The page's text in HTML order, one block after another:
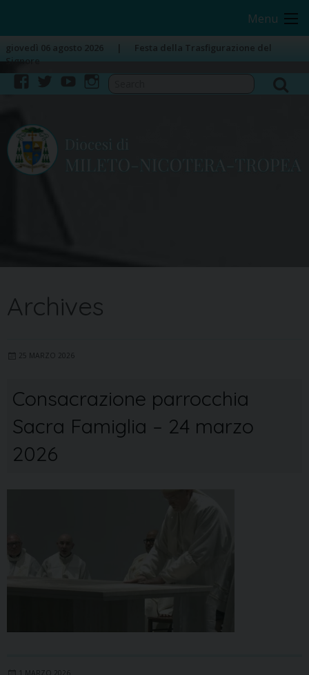
content
Menu
giovedì 06 agosto 2026
Festa della Trasfigurazione del
Signore
facebook
twitteryoutubeinstagram
Archives
25 MARZO 2026
Consacrazione parrocchia
Sacra Famiglia – 24 marzo
2026